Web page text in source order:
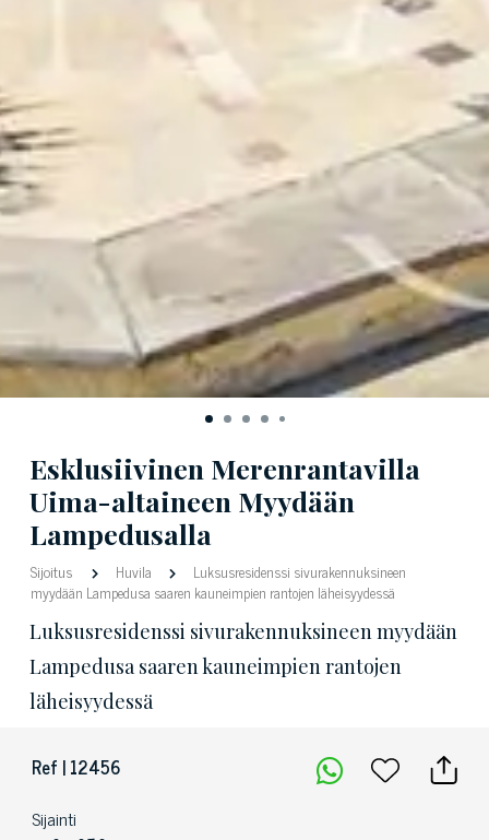
Esklusiivinen Merenrantavilla
Uima-altaineen Myydään
Lampedusalla
Sijoitus Huvila
Luksusresidenssi sivurakennuksineen
myydään Lampedusa saaren kauneimpien rantojen läheisyydessä
Luksusresidenssi sivurakennuksineen myydään
Lampedusa saaren kauneimpien rantojen
läheisyydessä
Ref | 12456
Sijainti